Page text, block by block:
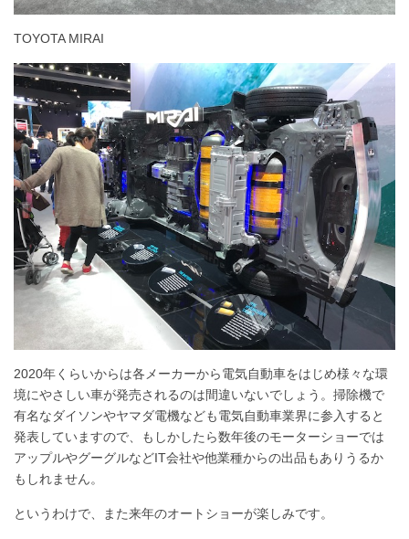
TOYOTA MIRAI
2020年くらいからは各メーカーから電気自動車をはじめ様々な環
境にやさしい車が発売されるのは間違いないでしょう。掃除機で
有名なダイソンやヤマダ電機なども電気自動車業界に参入すると
発表していますので、もしかしたら数年後のモーターショーでは
アップルやグーグルなどIT会社や他業種からの出品もありうるか
もしれません。
というわけで、また来年のオートショーが楽しみです。